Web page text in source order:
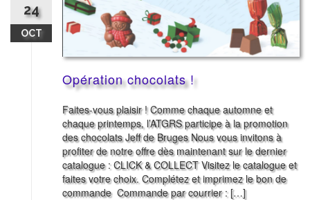
24
OCT
Opération chocolats !
Faites-vous plaisir ! Comme chaque automne et
chaque printemps, l’ATGRS participe à la promotion
des chocolats Jeff de Bruges Nous vous invitons à
profiter de notre offre dès maintenant sur le dernier
catalogue : CLICK & COLLECT Visitez le catalogue et
faites votre choix. Complétez et imprimez le bon de
commande Commande par courrier : […]